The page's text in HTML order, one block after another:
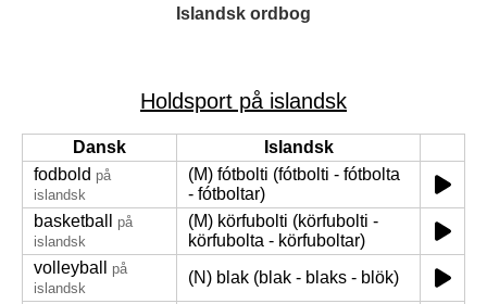
Islandsk ordbog
Holdsport på islandsk
Dansk
Islandsk
fodbold på
islandsk
(M) fótbolti (fótbolti - fótbolta
- fótboltar)
basketball
på
islandsk
(M) körfubolti (körfubolti -
körfubolta - körfuboltar)
volleyball
på
islandsk
(N) blak (blak - blaks - blök)